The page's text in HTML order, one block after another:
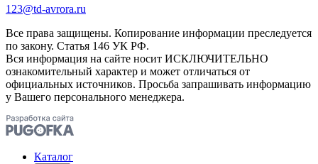
123@td-avrora.ru
Все права защищены. Копирование информации преследуется
по закону. Статья 146 УК РФ.
Вся информация на сайте носит ИСКЛЮЧИТЕЛЬНО
ознакомительный характер и может отличаться от
официальных источников. Просьба запрашивать информацию
у Вашего персонального менеджера.
Каталог